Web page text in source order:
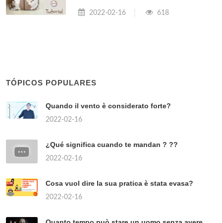
2022-02-16 618
TÓPICOS POPULARES
Quando il vento è considerato forte?
2022-02-16
¿Qué significa cuando te mandan ? ??
2022-02-16
Cosa vuol dire la sua pratica è stata evasa?
2022-02-16